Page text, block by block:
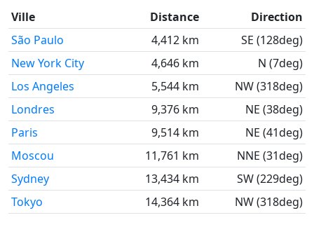
Ville Distance
Direction
São Paulo
4,412 km
SE (128deg)
New York City
4,646 km
N (7deg)
Los Angeles
5,544 km
NW (318deg)
Londres
9,376 km
NE (38deg)
Paris
9,514 km
NE (41deg)
Moscou
11,761 km
NNE (31deg)
Sydney
13,434 km
SW (229deg)
Tokyo
14,364 km NW (318deg)